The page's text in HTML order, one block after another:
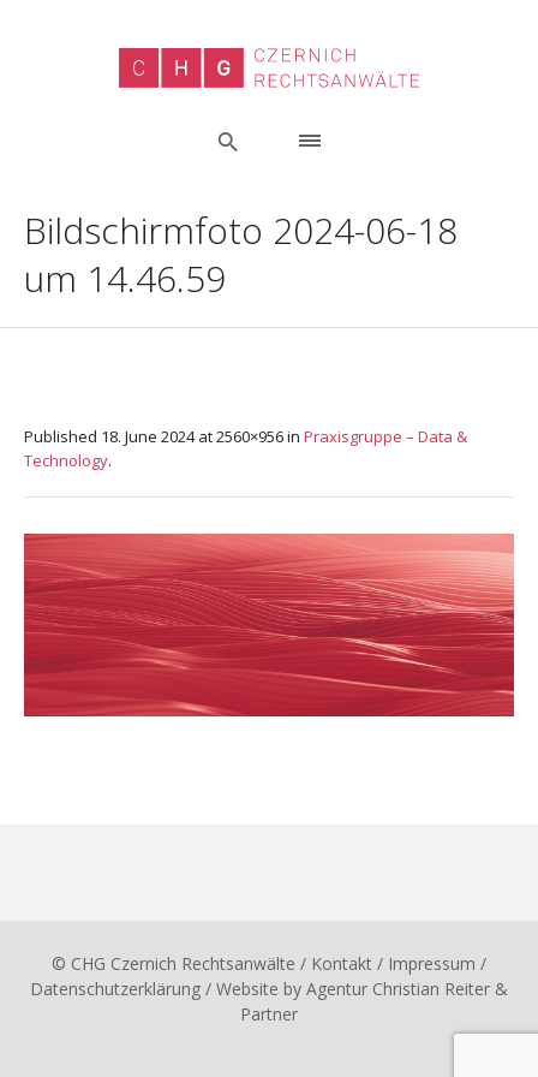
Bildschirmfoto 2024-06-18
um 14.46.59
Published 18. June 2024at 2560×956 in Praxisgruppe – Data &
Technology.
© CHG Czernich Rechtsanwälte / Kontakt / Impressum /
Datenschutzerklärung / Website by Agentur Christian Reiter &
Partner